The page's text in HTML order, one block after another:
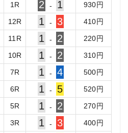
1 R 2 - 1 930円
12R 1 - 3 410円
11 R 1 - 2 220円
10R 1 - 2 310円
7R 1 - 4 500円
6R 1 - 5 520円
5R 1 - 2 270円
3R 1 - 3 400円